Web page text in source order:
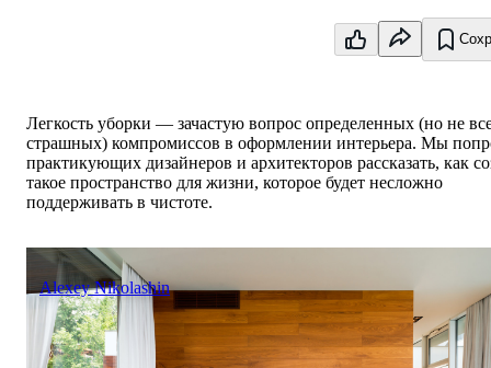
Легкость уборки — зачастую вопрос определенных (но не
страшных) компромиссов в оформлении интерьера. Мы
практикующих дизайнеров и архитекторов рассказать, как
такое пространство для жизни, которое будет несложно
поддерживать в чистоте.
Alexey Nikolashin